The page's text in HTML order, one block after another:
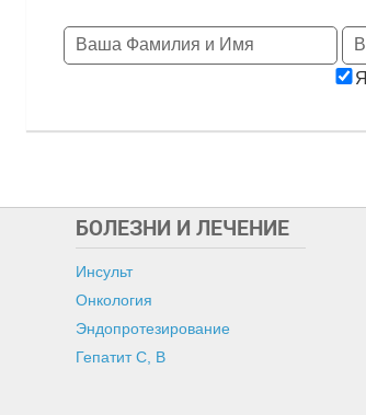
БОЛЕЗНИ И ЛЕЧЕНИЕ
Инсульт
Онкология
Эндопротезирование
Гепатит C, B